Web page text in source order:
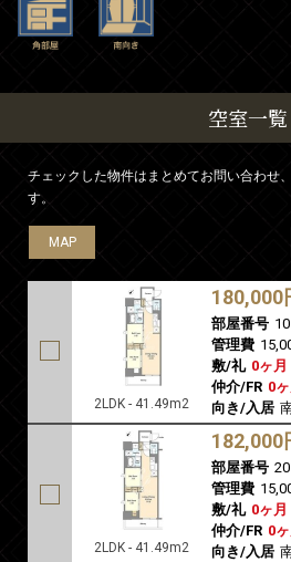
空室一覧
チェックした物件はまとめてお問い合わせ
す。
MAP
2LDK - 41.49m2
180,000
部屋番号
管理費
敷/礼 0ヶ月
仲介/FR 0ヶ
向き/入居
MAP
2LDK - 41.49m2
182,000
部屋番号
管理費
敷/礼 0ヶ月
仲介/FR 0ヶ
向き/入居
MAP
MAP
MAP
MAP
MAP
MAP
MAP
MAP
MAP